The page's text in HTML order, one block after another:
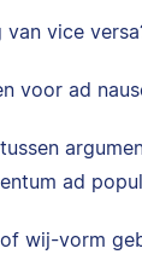
vice
voor ad
ad
wij-vorm